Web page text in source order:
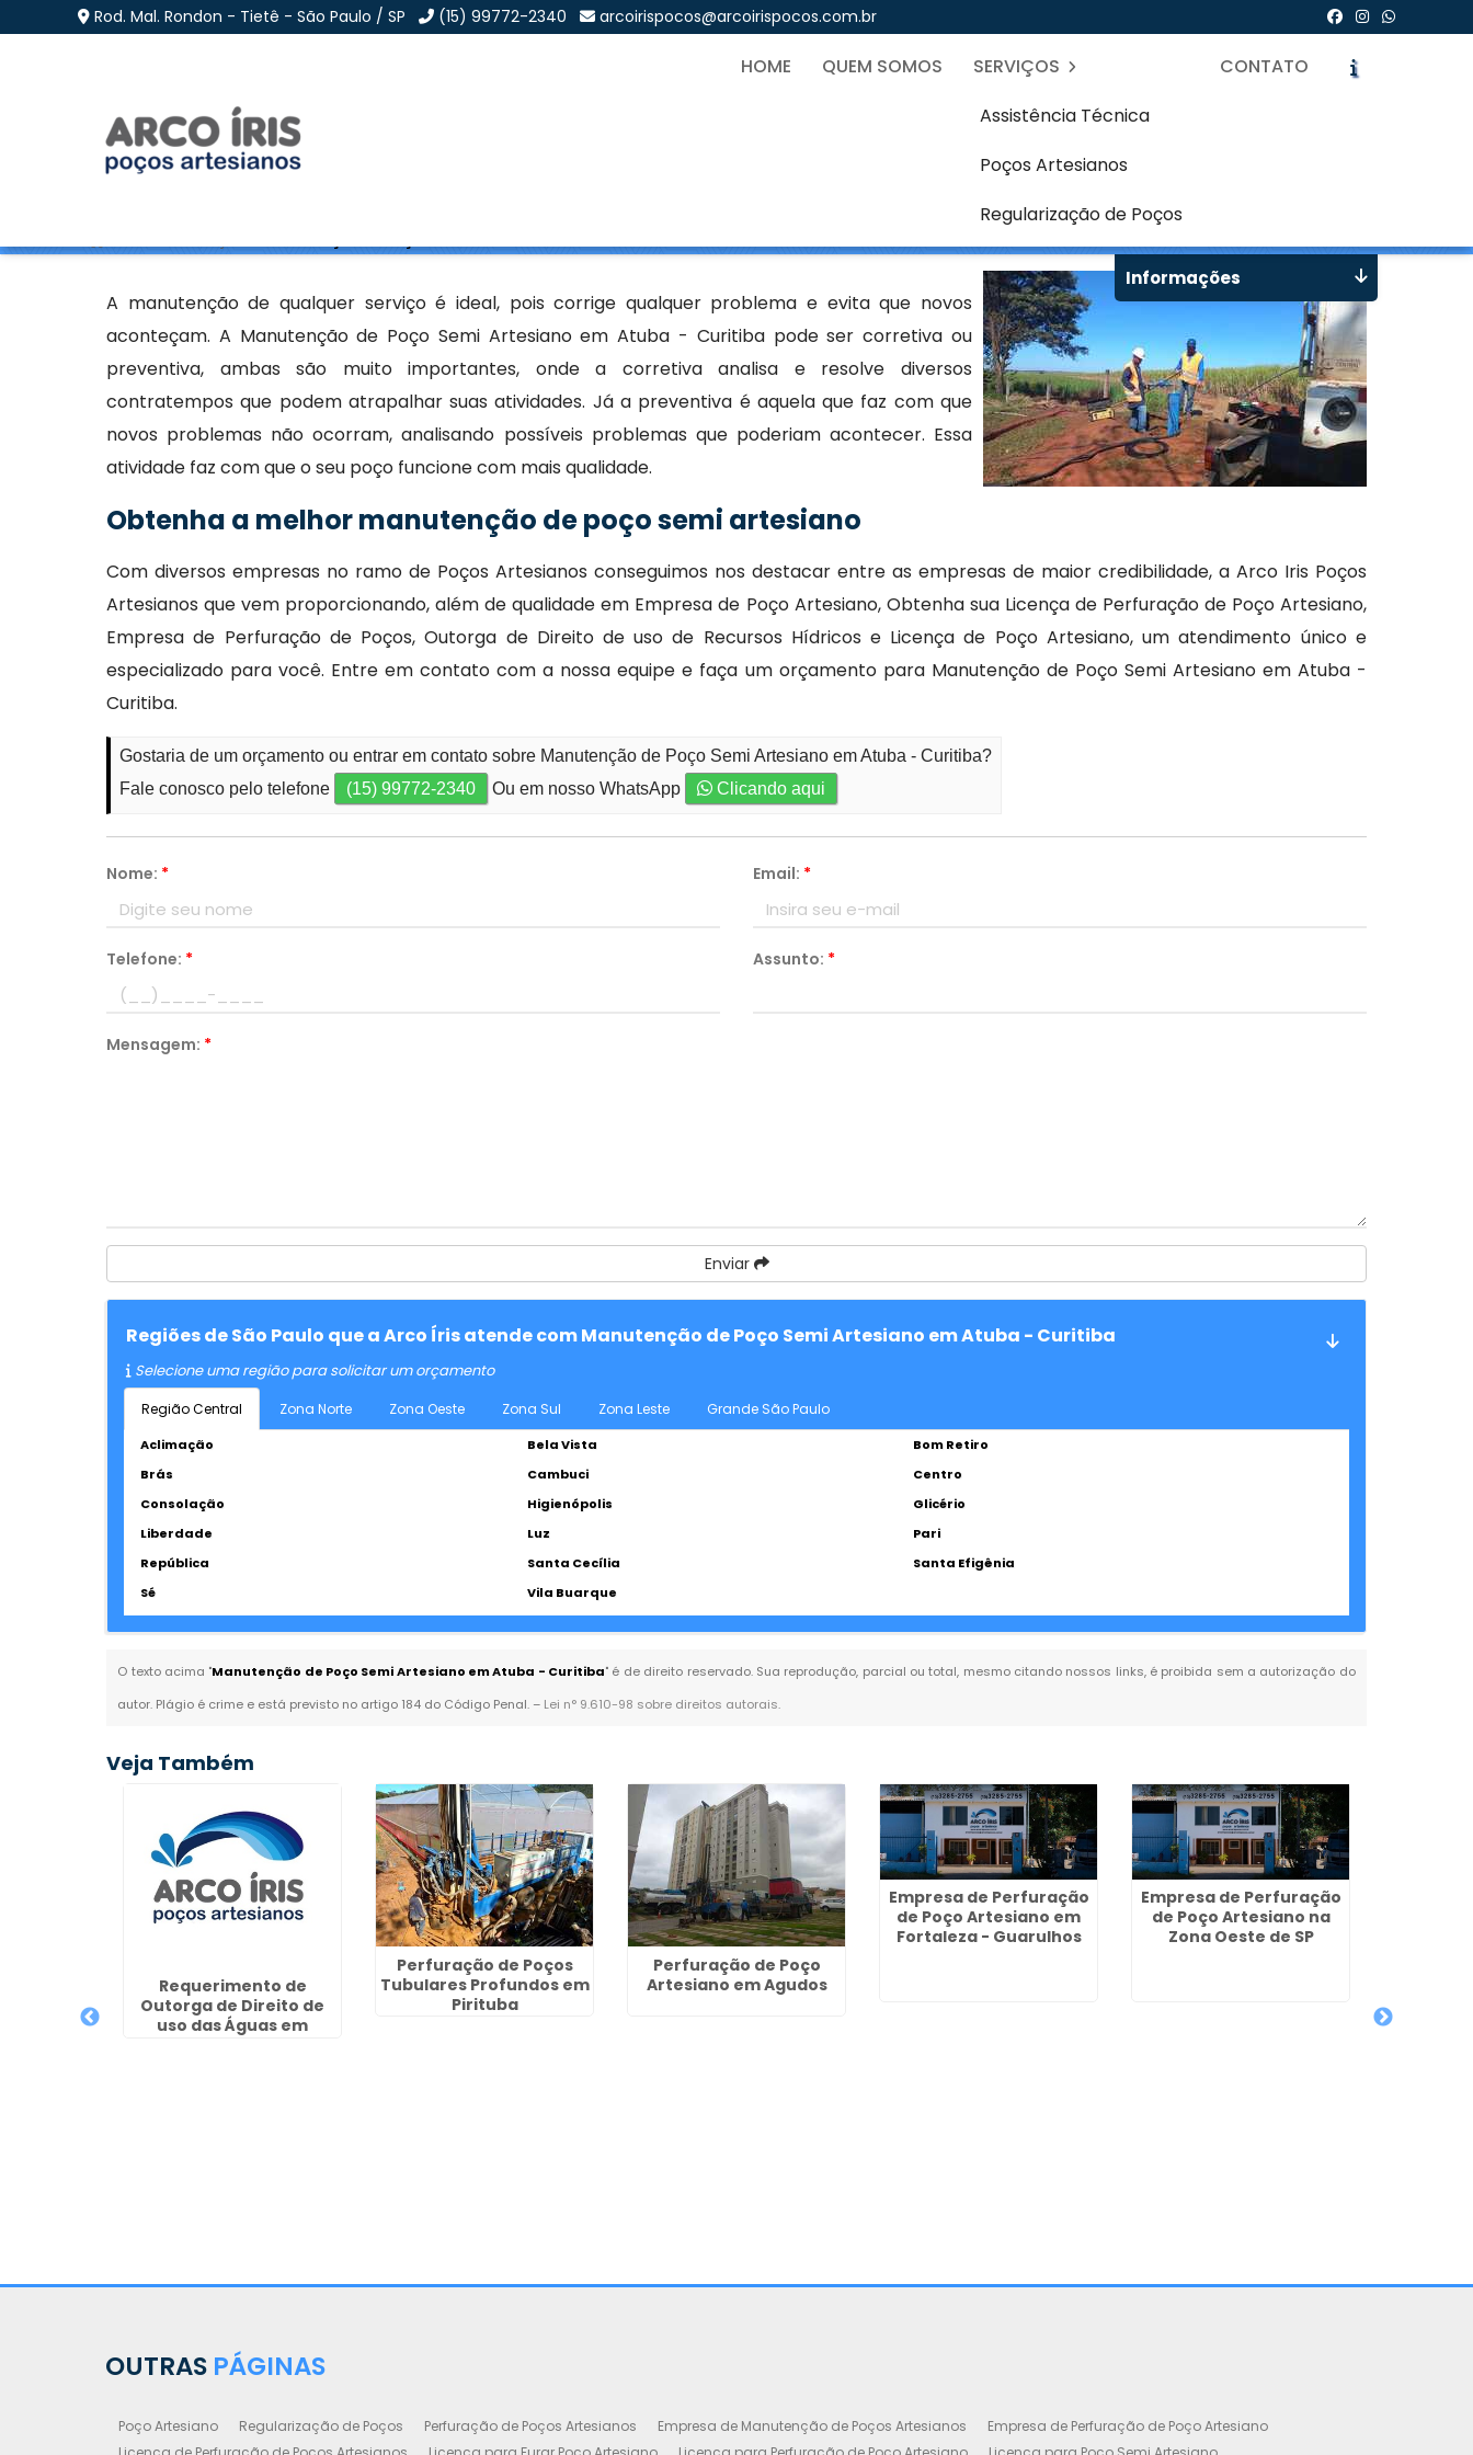
Rod. Mal. Rondon - Tietê - São Paulo / SP (15) 99772-2340 arcoirispocos@arcoirispocos.com.br
HOME QUEM SOMOS
SERVIÇOS
Assistência Técnica
Poços Artesianos
Regularização de Poços
CONTATO
Manutenção de Poço Semi Artesiano em Atuba - Curitiba
A manutenção de qualquer serviço é ideal, pois corrige qualquer problema e evita que novos
aconteçam. A Manutenção de Poço Semi Artesiano em Atuba - Curitiba pode ser corretiva ou
preventiva, ambas são muito importantes, onde a corretiva analisa e resolve diversos
contratempos que podem atrapalhar suas atividades. Já a preventiva é aquela que faz com que
novos problemas não ocorram, analisando possíveis problemas que poderiam acontecer. Essa
atividade faz com que o seu poço funcione com mais qualidade.
Obtenha a melhor manutenção de poço semi artesiano
Com diversos empresas no ramo de Poços Artesianos conseguimos nos destacar entre as empresas de maior credibilidade, a Arco Iris Poços
Artesianos que vem proporcionando, além de qualidade em Empresa de Poço Artesiano, Obtenha sua Licença de Perfuração de Poço Artesiano,
Empresa de Perfuração de Poços, Outorga de Direito de uso de Recursos Hídricos e Licença de Poço Artesiano, um atendimento único e
especializado para você. Entre em contato com a nossa equipe e faça um orçamento para Manutenção de Poço Semi Artesiano em Atuba -
Curitiba.
Gostaria de um orçamento ou entrar em contato sobre Manutenção de Poço Semi Artesiano em Atuba - Curitiba?
Fale conosco pelo telefone
(15) 99772-2340 Ou em nosso WhatsApp Clicando aqui
Nome: * Email: *
Telefone: * Assunto: *
Mensagem: *
Enviar
Regiões de São Paulo que a Arco Íris atende com Manutenção de Poço Semi Artesiano em Atuba - Curitiba
Selecione uma região para solicitar um orçamento
Região Central Zona Norte Zona Oeste Zona Sul Zona Leste Grande São Paulo
Aclimação Bela Vista
Bom Retiro
Brás
Cambuci
Centro
Consolação
Higienópolis
Glicério
Liberdade
Luz
Pari
República
Santa Cecília
Santa Efigênia
Sé
Vila Buarque
O texto acima "Manutenção de Poço Semi Artesiano em Atuba - Curitiba" é de direito reservado. Sua reprodução, parcial ou total, mesmo citando nossos links, é proibida sem a autorização do
autor. Plágio é crime e está previsto no artigo 184 do Código Penal. – Lei n° 9.610-98 sobre direitos autorais.
Informações
Veja Também
Requerimento de
Outorga de Direito de
uso das Águas em
Perfuração de Poços
Tubulares Profundos em
Pirituba
Perfuração de Poço
Artesiano em Agudos
Empresa de Perfuração
de Poço Artesiano em
Fortaleza - Guarulhos
Empresa de Perfuração
de Poço Artesiano na
Zona Oeste de SP
OUTRAS PÁGINAS
Poço Artesiano Regularização de Poços Perfuração de Poços Artesianos Empresa de Manutenção de Poços Artesianos
Empresa de Perfuração de Poço Artesiano